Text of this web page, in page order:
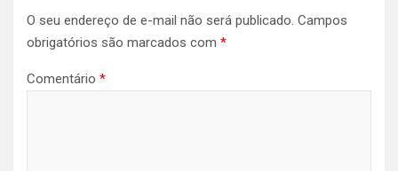
O seu endereço de e-mail não será publicado. Campos
obrigatórios são marcados com *
Comentário *